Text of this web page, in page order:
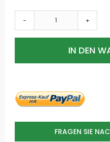
- +
IN DEN
FRAGEN SIE